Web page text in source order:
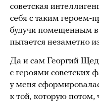
советская
себя с таким героем-
будучи помещенным в
пытается незаметно
Да и сам Георгий
с героями советских
у меня
к той, которую потом,